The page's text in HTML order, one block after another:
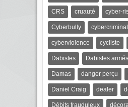
CRS cruauté cyber-
Cyberbully
cyberviolence cycliste
Dabistes Dabistes armés
Damas danger perçu
Daniel Craig dealer
Débits frauduleux